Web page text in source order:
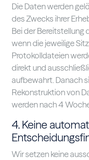
Die Daten werden
des Zwecks ihrer
Bei der Bereitstellung
wenn die jeweilige
Protokolldateien
direkt und
aufbewahrt. Danach
Rekonstruktion von
werden nach 4
4. Keine
Wir setzen keine